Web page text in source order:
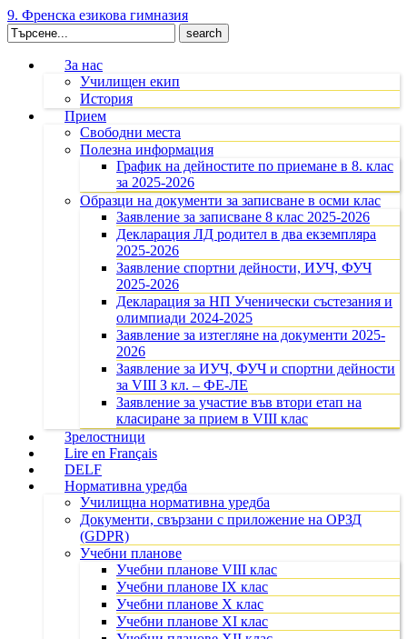
9. Френска езикова гимназия
Search
for:
За нас
Училищен екип
История
Прием
Свободни места
Полезна информация
График на дейностите по приемане в 8. клас
за 2025-2026
Образци на документи за записване в осми клас
Заявление за записване 8 клас 2025-2026
Декларация ЛД родител в два екземпляра
2025-2026
Заявление спортни дейности, ИУЧ, ФУЧ
2025-2026
Декларация за НП Ученически състезания и
олимпиади 2024-2025
Заявление за изтегляне на документи 2025-
2026
Заявление за ИУЧ, ФУЧ и спортни дейности
за VIII З кл. – ФЕ-ЛЕ
Заявление за участие във втори етап на
класиране за прием в VIII клас
Зрелостници
Lire en Français
DELF
Нормативна уредба
Училищна нормативна уредба
Документи, свързани с приложение на ОРЗД
(GDPR)
Учебни планове
Учебни планове VIII клас
Учебни планове IX клас
Учебни планове X клас
Учебни планове XI клас